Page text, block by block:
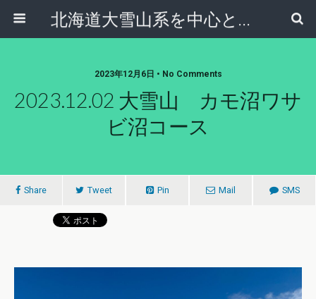
北海道大雪山系を中心とした登山・自然ガイド｜大雪山倶楽部ブログ
2023年12月6日 • No Comments
2023.12.02 大雪山 カモ沼ワサ
ビ沼コース
Share Tweet Pin Mail SMS